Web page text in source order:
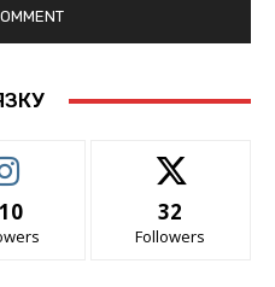
32
Followers